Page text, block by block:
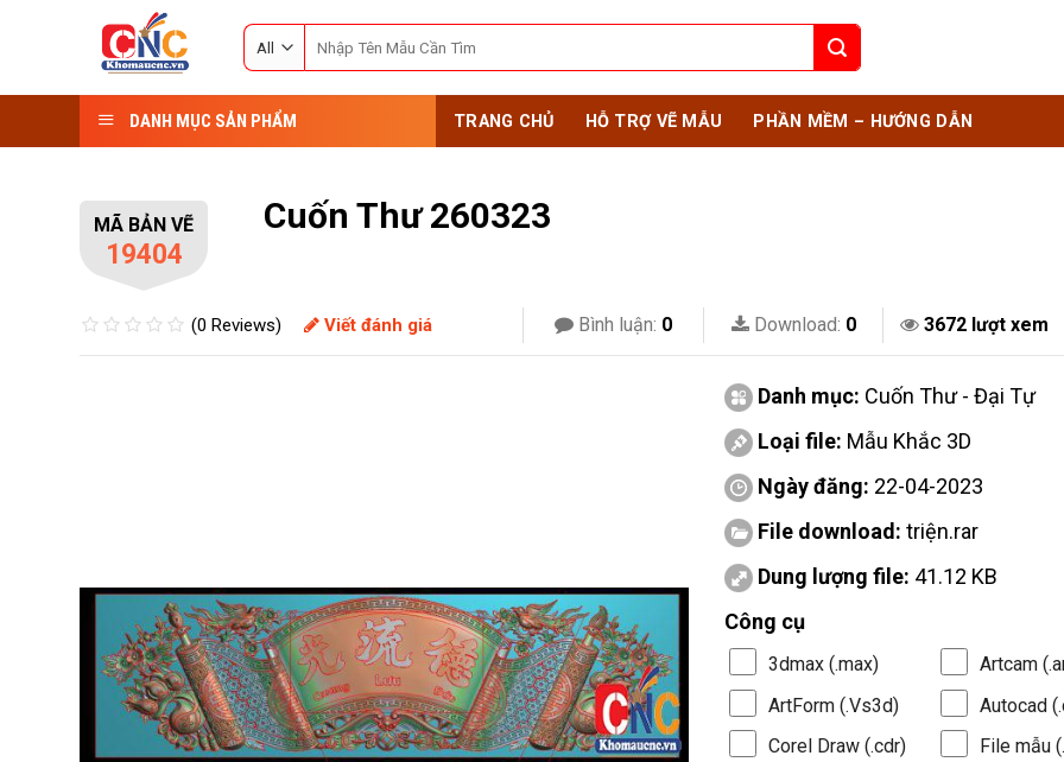
for:
DANH MỤC SẢN PHẨM TRANG CHỦ HỖ TRỢ VẼ MẪU PHẦN MỀM – HƯỚNG DẪN
MÃ BẢN VẼ
19404
Cuốn Thư 260323
(0 Reviews) Viết đánh giá Bình luận: 0 Download: 0 3672 lượt xem
Danh mục: Cuốn Thư - Đại Tự
Loại file: Mẫu Khắc 3D
Ngày đăng: 22-04-2023
File download: triện.rar
Dung lượng file: 41.12 KB
Công cụ
3dmax (.max)
Artcam
ArtForm (.Vs3d)
Autocad
Corel Draw (.cdr)
File mẫu